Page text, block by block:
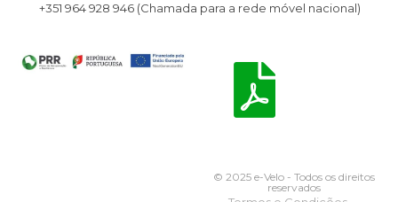
+351 964 928 946 (Chamada para a rede móvel nacional)
© 2025 e-Velo - Todos os direitos
reservados